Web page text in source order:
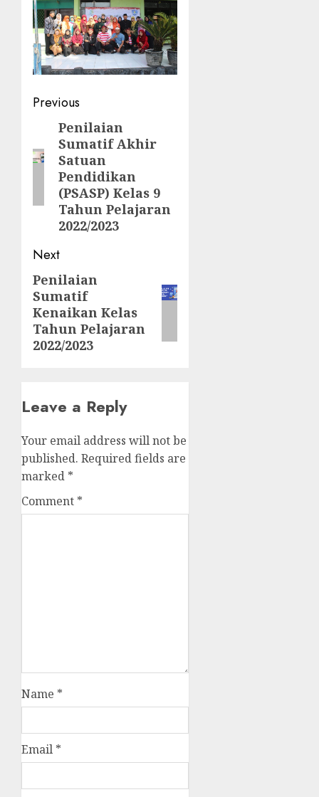
Post
navigation
Previous
Previous
post:
Penilaian
Sumatif Akhir
Satuan
Pendidikan
(PSASP) Kelas 9
Tahun Pelajaran
2022/2023
Next
Next
post:
Penilaian
Sumatif
Kenaikan Kelas
Tahun Pelajaran
2022/2023
Leave a Reply
Your email address will not be
published. Required fields are
marked *
Comment *
Name *
Email *